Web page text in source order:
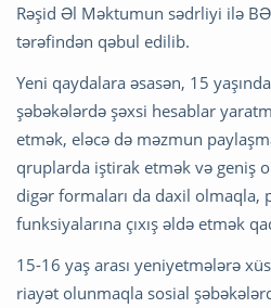
Rəşid Əl Məktumun sədrliyi ilə
tərəfindən qəbul edilib.
Yeni qaydalara əsasən, 15
şəbəkələrdə şəxsi hesablar
etmək, eləcə də məzmun
qruplarda iştirak etmək və geniş
digər formaları da daxil olmaqla,
funksiyalarına çıxış əldə etmək
15-16 yaş arası yeniyetmələrə
riayət olunmaqla sosial